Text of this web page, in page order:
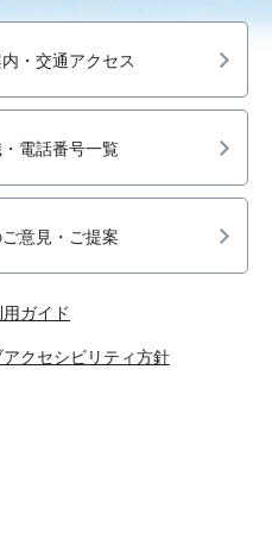
・交通アクセス
電話番号一覧
意見・ご提案
用ガイド
アクセシビリティ方針